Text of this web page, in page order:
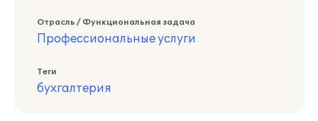
Отрасль / Функциональная задача
Профессиональные услуги
Теги
бухгалтерия